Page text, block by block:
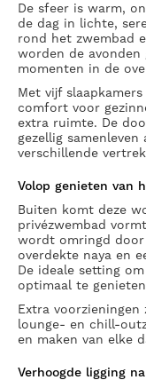
De sfeer is warm,
de dag in lichte,
rond het zwembad
worden de avonden
momenten in de
Met vijf
comfort voor
extra ruimte. De
gezellig
verschillende
Volop genieten van
Buiten komt deze
privézwembad
wordt omringd door
overdekte naya en
De ideale setting
optimaal te
Extra
lounge- en chill-
en maken van elke
Verhoogde ligging